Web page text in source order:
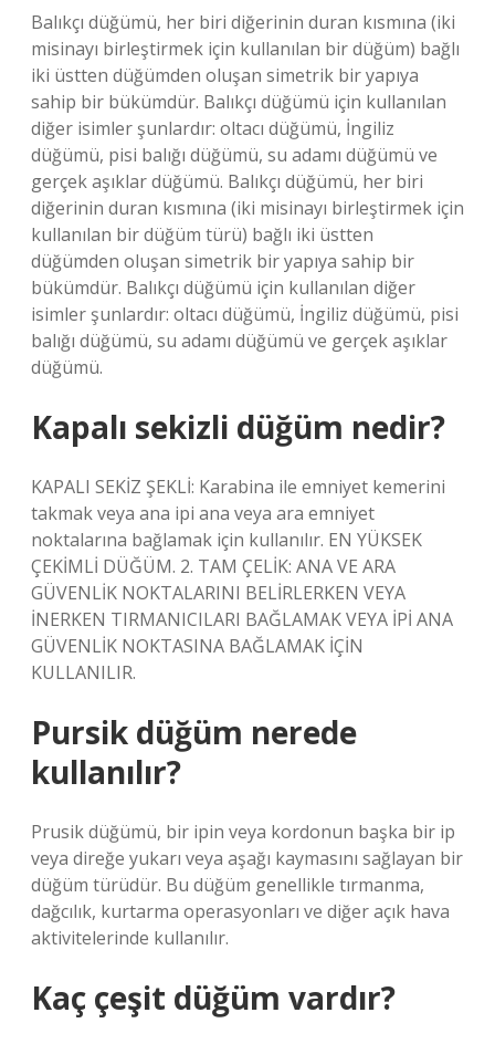
Balıkçı düğümü, her biri diğerinin duran kısmına (iki
misinayı birleştirmek için kullanılan bir düğüm) bağlı
iki üstten düğümden oluşan simetrik bir yapıya
sahip bir bükümdür. Balıkçı düğümü için kullanılan
diğer isimler şunlardır: oltacı düğümü, İngiliz
düğümü, pisi balığı düğümü, su adamı düğümü ve
gerçek aşıklar düğümü. Balıkçı düğümü, her biri
diğerinin duran kısmına (iki misinayı birleştirmek için
kullanılan bir düğüm türü) bağlı iki üstten
düğümden oluşan simetrik bir yapıya sahip bir
bükümdür. Balıkçı düğümü için kullanılan diğer
isimler şunlardır: oltacı düğümü, İngiliz düğümü, pisi
balığı düğümü, su adamı düğümü ve gerçek aşıklar
düğümü.
Kapalı sekizli düğüm nedir?
KAPALI SEKİZ ŞEKLİ: Karabina ile emniyet kemerini
takmak veya ana ipi ana veya ara emniyet
noktalarına bağlamak için kullanılır. EN YÜKSEK
ÇEKİMLİ DÜĞÜM. 2. TAM ÇELİK: ANA VE ARA
GÜVENLİK NOKTALARINI BELİRLERKEN VEYA
İNERKEN TIRMANICILARI BAĞLAMAK VEYA İPİ ANA
GÜVENLİK NOKTASINA BAĞLAMAK İÇİN
KULLANILIR.
Pursik düğüm nerede
kullanılır?
Prusik düğümü, bir ipin veya kordonun başka bir ip
veya direğe yukarı veya aşağı kaymasını sağlayan bir
düğüm türüdür. Bu düğüm genellikle tırmanma,
dağcılık, kurtarma operasyonları ve diğer açık hava
aktivitelerinde kullanılır.
Kaç çeşit düğüm vardır?